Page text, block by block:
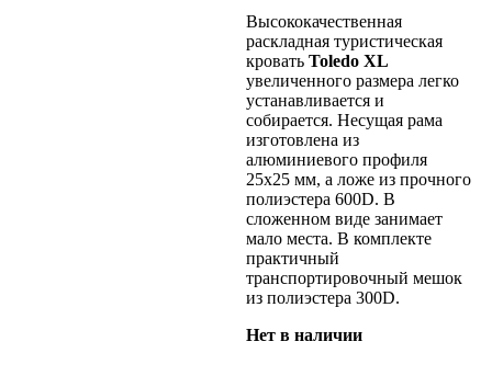
Высококачественная
раскладная туристическая
кровать Toledo XL
увеличенного размера легко
устанавливается и
собирается. Несущая рама
изготовлена из
алюминиевого профиля
25х25 мм, а ложе из прочного
полиэстера 600D. В
сложенном виде занимает
мало места. В комплекте
практичный
транспортировочный мешок
из полиэстера 300D.
Нет в наличии